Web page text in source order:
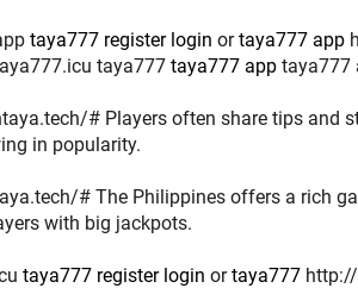
taya777 register login ortaya777 app
taya777 taya777 app taya777
# Players often share tips and strategies.
in popularity.
# The Philippines offers a rich gaming
with big jackpots.
taya777 register login ortaya777